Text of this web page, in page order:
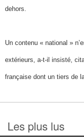
dehors.
Un contenu « national »
extérieurs, a-t-il insisté,
française dont un tiers de
Les plus lus